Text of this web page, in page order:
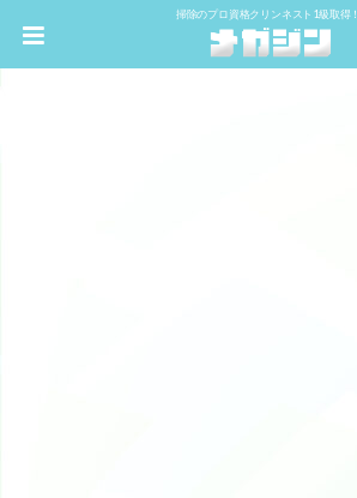
掃除のプロ資格クリンネスト1級取得！